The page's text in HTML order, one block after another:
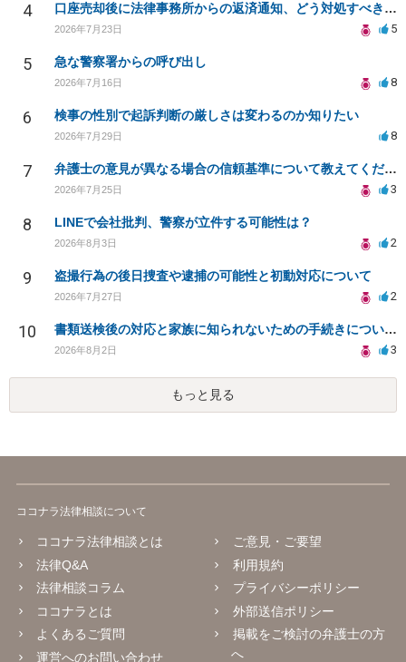
4 口座売却後に法律事務所からの返済通知、どう対処すべきか？
2026年7月23日 5
5 急な警察署からの呼び出し
2026年7月16日 8
6 検事の性別で起訴判断の厳しさは変わるのか知りたい
2026年7月29日 8
7 弁護士の意見が異なる場合の信頼基準について教えてください
2026年7月25日 3
8 LINEで会社批判、警察が立件する可能性は？
2026年8月3日 2
9 盗撮行為の後日捜査や逮捕の可能性と初動対応について
2026年7月27日 2
10 書類送検後の対応と家族に知られないための手続きについて相談
2026年8月2日 3
もっと見る
ココナラ法律相談について
ココナラ法律相談とは
法律Q&A
法律相談コラム
ココナラとは
よくあるご質問
運営へのお問い合わせ
ご意見・ご要望
利用規約
プライバシーポリシー
外部送信ポリシー
掲載をご検討の弁護士の方
へ